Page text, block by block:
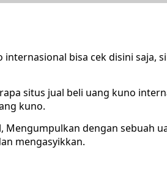
internasional bisa cek disini saja,
situs jual beli uang kuno
kuno.
Mengumpulkan dengan sebuah
mengasyikkan.